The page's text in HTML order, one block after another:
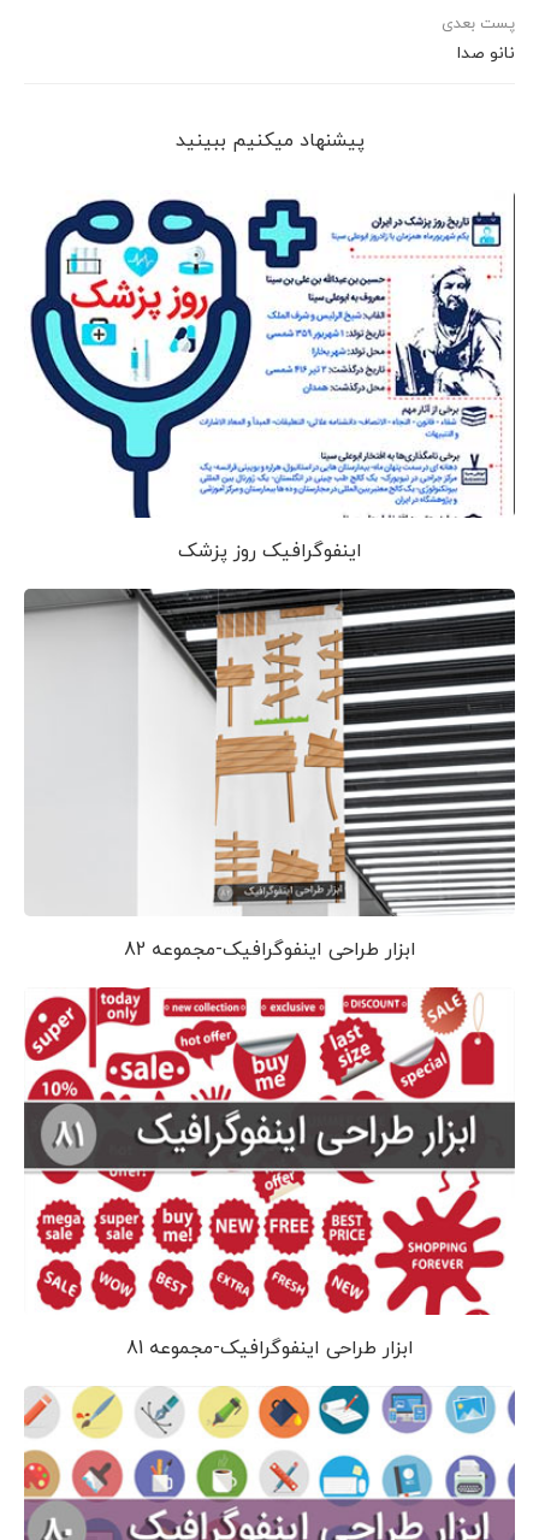
پست بعدی
نانو صدا
پیشنهاد می‎کنیم ببینید
اینفوگرافیک روز پزشک
ابزار طراحی اینفوگرافیک-مجموعه 82
ابزار طراحی اینفوگرافیک-مجموعه 81